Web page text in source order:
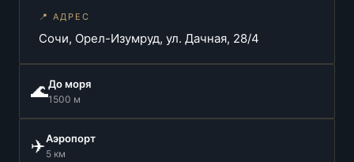
📍 АДРЕС
Сочи, Орел-Изумруд, ул. Дачная, 28/4
🌊До моря
1500 м
✈️Аэропорт
5 км